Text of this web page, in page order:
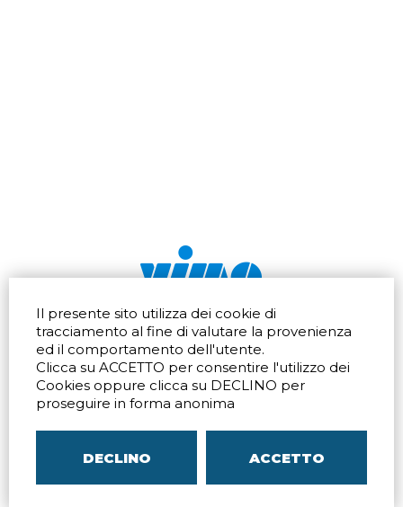
Il presente sito utilizza dei cookie di
tracciamento al fine di valutare la provenienza
ed il comportamento dell'utente.
Clicca su ACCETTO per consentire l'utilizzo dei
Cookies oppure clicca su DECLINO per
proseguire in forma anonima
DECLINO ACCETTO
Via dell'artigianato 32Q
20865 Usmate Velate (MB)
Indicazioni Stradali
Tel. +39 039 672520
Fax +39 039 672568
Email
Via Pontina 583
Roma (RM) 00128
Tel.+39 06 80079273
Indicazioni Stradali
Via San Crispino 64
Padova (PD) 35129
P.IVA00804240968 05096770150– C.C.I.A.A. di